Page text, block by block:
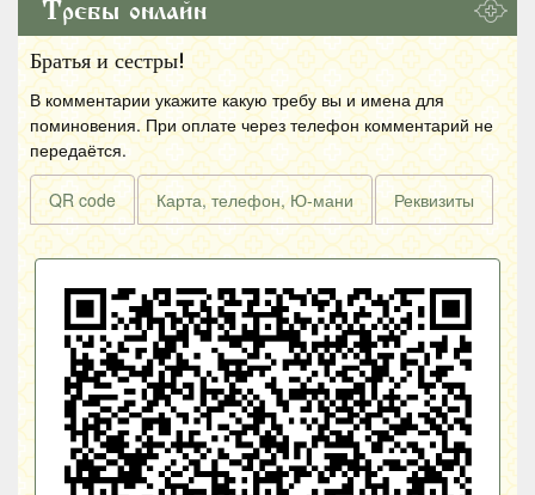
Требы онлайн
Братья и сестры!
В комментарии укажите какую требу вы и имена для
поминовения. При оплате через телефон комментарий не
передаётся.
QR code Карта, телефон, Ю-мани Реквизиты